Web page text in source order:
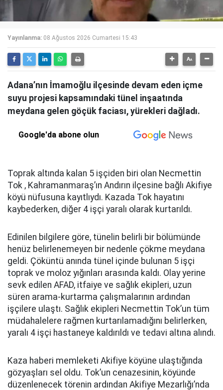
Yayınlanma: 08 Ağustos 2026 Cumartesi 15:43
Adana’nın İmamoğlu ilçesinde devam eden içme
suyu projesi kapsamındaki tünel inşaatında
meydana gelen göçük faciası, yürekleri dağladı.
Google'da abone olun
Toprak altında kalan 5 işçiden biri olan Necmettin
Tok , Kahramanmaraş’ın Andırın ilçesine bağlı Akifiye
köyü nüfusuna kayıtlıydı. Kazada Tok hayatını
kaybederken, diğer 4 işçi yaralı olarak kurtarıldı.
Edinilen bilgilere göre, tünelin belirli bir bölümünde
henüz belirlenemeyen bir nedenle çökme meydana
geldi. Çöküntü anında tünel içinde bulunan 5 işçi
toprak ve moloz yığınları arasında kaldı. Olay yerine
sevk edilen AFAD, itfaiye ve sağlık ekipleri, uzun
süren arama-kurtarma çalışmalarının ardından
işçilere ulaştı. Sağlık ekipleri Necmettin Tok’un tüm
müdahalelere rağmen kurtarılamadığını belirlerken,
yaralı 4 işçi hastaneye kaldırıldı ve tedavi altına alındı.
Kaza haberi memleketi Akifiye köyüne ulaştığında
gözyaşları sel oldu. Tok’un cenazesinin, köyünde
düzenlenecek törenin ardından Akifiye Mezarlığı’nda